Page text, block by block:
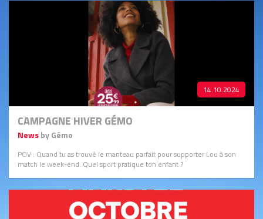
14.10.2024
CAMPAGNE HIVER GÉMO
Newsby Gémo
POV : Quand tu as trouvé le manteau parfait pour supporter Lou à son
match le week-end. Quel sport pratique ton enfant ?